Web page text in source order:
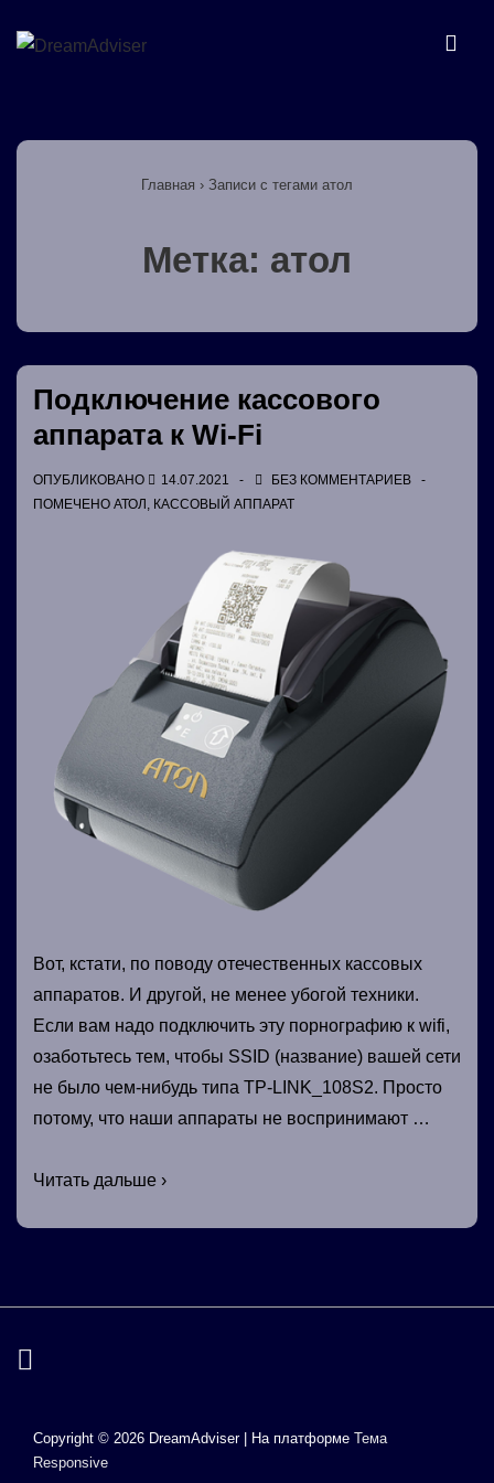
Перейти
содержимому
навигация
Главная › Записи с тегами атол
Метка: атол
Подключение кассового
аппарата к Wi-Fi
ОПУБЛИКОВАНО 14.07.2021
БЕЗ КОММЕНТАРИЕВ
ПОМЕЧЕНО АТОЛ , КАССОВЫЙ АППАРАТ
Вот, кстати, по поводу отечественных кассовых
аппаратов. И другой, не менее убогой техники.
Если вам надо подключить эту порнографию к wifi,
озаботьтесь тем, чтобы SSID (название) вашей сети
не было чем-нибудь типа TP-LINK_108S2. Просто
потому, что наши аппараты не воспринимают …
Подключение
Wi-
Читать дальше ›
Copyright © 2026 DreamAdviser | На платформе Тема
Responsive